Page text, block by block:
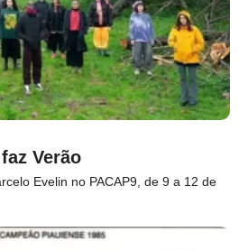
Verão
Evelin no PACAP9, de 9 a 12 de